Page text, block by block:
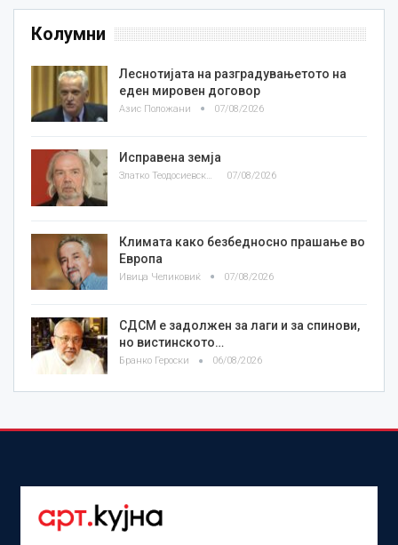
Колумни
Леснотијата на разградувањетото на
еден мировен договор
Азис Положани 07/08/2026
Исправена земја
Златко Теодосиевски 07/08/2026
Климата како безбедносно прашање во
Европа
Ивица Челиковиќ 07/08/2026
СДСМ е задолжен за лаги и за спинови,
но вистинското…
Бранко Героски 06/08/2026